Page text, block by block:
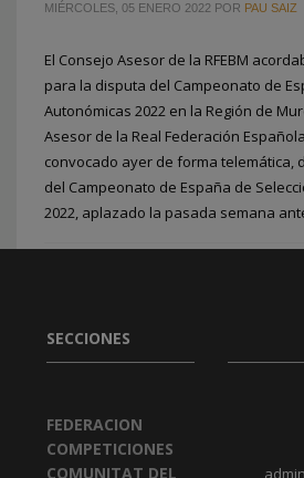
MIÉRCOLES, 05 ENERO 2022 POR PAU SAIZ
El Consejo Asesor de la RFEBM
para la disputa del Campeonato de
Autonómicas 2022 en la Región de
Asesor de la Real Federación
convocado ayer de forma telemática,
del Campeonato de España de
2022, aplazado la pasada semana
1 2
SECCIONES
FEDERACION
COMPETICIONES
COMUNITAT DEL